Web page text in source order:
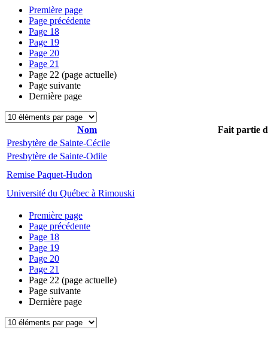
Première page
Page précédente
Page 18
Page 19
Page 20
Page 21
Page 22 (page actuelle)
Page suivante
Dernière page
Nom
Fait partie
Presbytère de Sainte-Cécile
Presbytère de Sainte-Odile
Remise Paquet-Hudon
Université du Québec à Rimouski
Première page
Page précédente
Page 18
Page 19
Page 20
Page 21
Page 22 (page actuelle)
Page suivante
Dernière page